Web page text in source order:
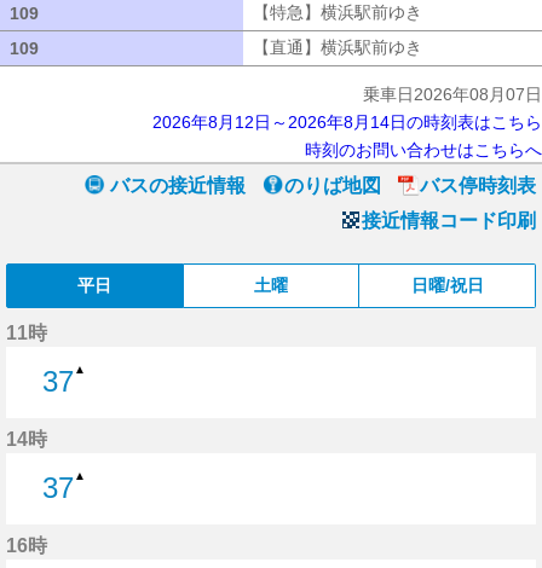
109
【特急】横浜駅前ゆき
109
【直通】横浜駅前ゆき
乗車日2026年08月07日
2026年8月12日～2026年8月14日の時刻表はこちら
時刻のお問い合わせはこちらへ
バスの接近情報 のりば地図
バス停時刻表
接近情報コード印刷
平日 土曜 日曜/祝日
11時
37▲
14時
37▲
16時